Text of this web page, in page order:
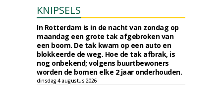
KNIPSELS
In Rotterdam is in de nacht van zondag op
maandag een grote tak afgebroken van
een boom. De tak kwam op een auto en
blokkeerde de weg. Hoe de tak afbrak, is
nog onbekend; volgens buurtbewoners
worden de bomen elke 2 jaar onderhouden.
dinsdag 4 augustus 2026